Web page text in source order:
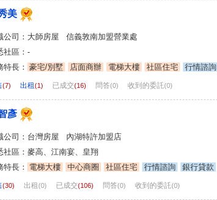
美
公司：大師房屋 信義敦南加盟營業處
社區：-
特長： 豪宅/別墅 店面商辦 電梯大樓 社區住宅 行情諮詢
(7) 出租(1) 已成交(16) 問答(0) 收到的委託(0)
彥
公司：台灣房屋 內湖特許加盟店
社區：麥高、江南宴、皇翔
特長： 電梯大樓 中心商圈 社區住宅 行情諮詢 銀行貸款
(30) 出租 (0) 已成交(106) 問答(0) 收到的委託(0)